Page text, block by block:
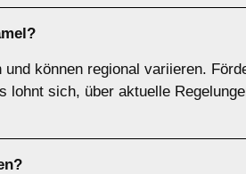
können regional variieren.
sich, über aktuelle